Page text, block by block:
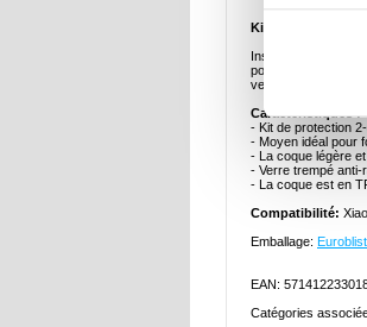
Kit de Protection
Installez la
poussière et de la
verre trempé ultra
Caractéristiques :
- Kit de protection
- Moyen idéal pour
- La coque légère
- Verre trempé
- La coque est en
Compatibilité:
Emballage:
EAN:
Catégories